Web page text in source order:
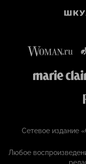
Сетевое издание
Любое